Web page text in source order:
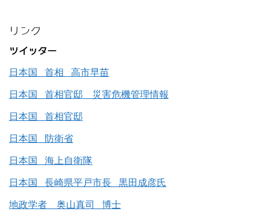
リンク
ツイッター
日本国 首相 高市早苗
日本国 首相官邸 災害危機管理情報
日本国 首相官邸
日本国 防衛省
日本国 海上自衛隊
日本国 長崎県平戸市長 黒田成彦氏
地政学者 奥山真司 博士